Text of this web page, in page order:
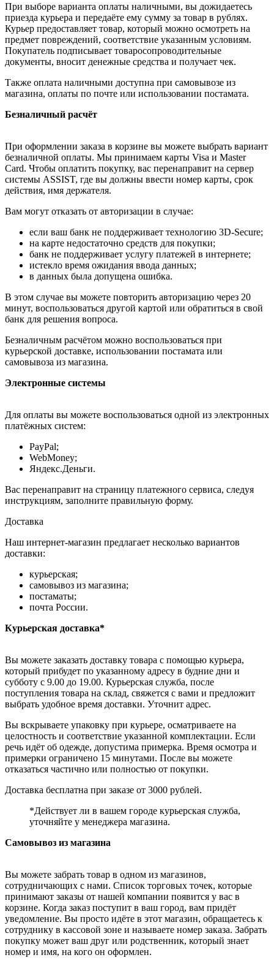
При выборе варианта оплаты наличными, вы дожидаетесь
приезда курьера и передаёте ему сумму за товар в рублях.
Курьер предоставляет товар, который можно осмотреть на
предмет повреждений, соответствие указанным условиям.
Покупатель подписывает товаросопроводительные
документы, вносит денежные средства и получает чек.
Также оплата наличными доступна при самовывозе из
магазина, оплаты по почте или использовании постамата.
Безналичный расчёт
При оформлении заказа в корзине вы можете выбрать вариант
безналичной оплаты. Мы принимаем карты Visa и Master
Card. Чтобы оплатить покупку, вас перенаправит на сервер
системы ASSIST, где вы должны ввести номер карты, срок
действия, имя держателя.
Вам могут отказать от авторизации в случае:
если ваш банк не поддерживает технологию 3D-Secure;
на карте недостаточно средств для покупки;
банк не поддерживает услугу платежей в интернете;
истекло время ожидания ввода данных;
в данных была допущена ошибка.
В этом случае вы можете повторить авторизацию через 20
минут, воспользоваться другой картой или обратиться в свой
банк для решения вопроса.
Безналичным расчётом можно воспользоваться при
курьерской доставке, использовании постамата или
самовывоза из магазина.
Электронные системы
Для оплаты вы можете воспользоваться одной из электронных
платёжных систем:
PayPal;
WebMoney;
Яндекс.Деньги.
Вас перенаправит на страницу платежного сервиса, следуя
инструкциям, заполните правильную форму.
Доставка
Наш интернет-магазин предлагает несколько вариантов
доставки:
курьерская;
самовывоз из магазина;
постаматы;
почта России.
Курьерская доставка*
Вы можете заказать доставку товара с помощью курьера,
который прибудет по указанному адресу в будние дни и
субботу с 9.00 до 19.00. Курьерская служба, после
поступления товара на склад, свяжется с вами и предложит
выбрать удобное время доставки. Уточнит адрес.
Вы вскрываете упаковку при курьере, осматриваете на
целостность и соответствие указанной комплектации. Если
речь идёт об одежде, допустима примерка. Время осмотра и
примерки ограничено 15 минутами. После вы можете
отказаться частично или полностью от покупки.
Доставка бесплатна при заказе от 3000 рублей.
*Действует ли в вашем городе курьерская служба,
уточняйте у менеджера магазина.
Самовывоз из магазина
Вы можете забрать товар в одном из магазинов,
сотрудничающих с нами. Список торговых точек, которые
принимают заказы от нашей компании появится у вас в
корзине. Когда заказ поступит в ваш город, вам придёт
уведомление. Вы просто идёте в этот магазин, обращаетесь к
сотруднику в кассовой зоне и называете номер заказа. Забрать
покупку может ваш друг или родственник, который знает
номер и имя, на кого он оформлен.